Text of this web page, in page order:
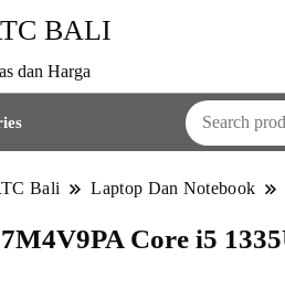
BALI
dan Harga
Bali Laptop Dan Notebook
Core i5